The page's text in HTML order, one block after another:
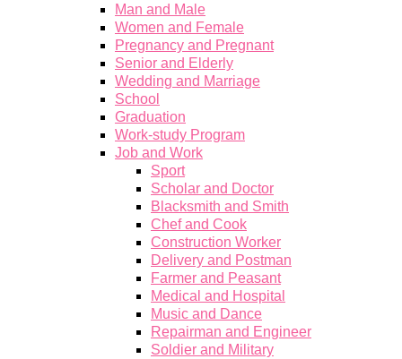
Man and Male
Women and Female
Pregnancy and Pregnant
Senior and Elderly
Wedding and Marriage
School
Graduation
Work-study Program
Job and Work
Sport
Scholar and Doctor
Blacksmith and Smith
Chef and Cook
Construction Worker
Delivery and Postman
Farmer and Peasant
Medical and Hospital
Music and Dance
Repairman and Engineer
Soldier and Military